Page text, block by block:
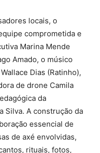
locais, o
comprometida e
Marina Mende
Amado, o músico
Dias (Ratinho),
de drone Camila
da
Silva. A construção da
essencial de
de axé envolvidas,
rituais, fotos,